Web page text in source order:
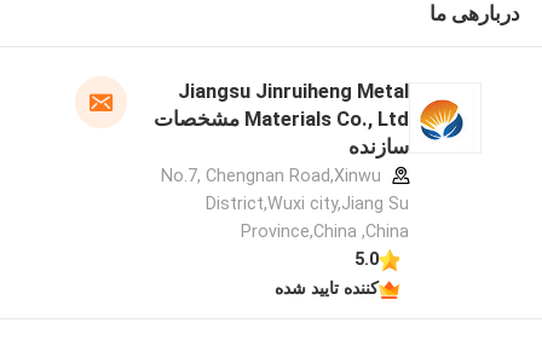
دربارهی ما
Jiangsu Jinruiheng Metal
Materials Co., Ltd مشخصات
سازنده
No.7, Chengnan Road,Xinwu
District,Wuxi city,Jiang Su
Province,China ,China
5.0
کننده تایید شده